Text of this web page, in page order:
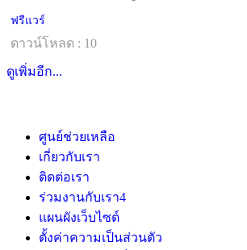
ฟรีแวร์
ดาวน์โหลด : 10
ดูเพิ่มอีก...
ศูนย์ช่วยเหลือ
เกี่ยวกับเรา
ติดต่อเรา
ร่วมงานกับเรา4
แผนผังเว็บไซต์
ตั้งค่าความเป็นส่วนตัว